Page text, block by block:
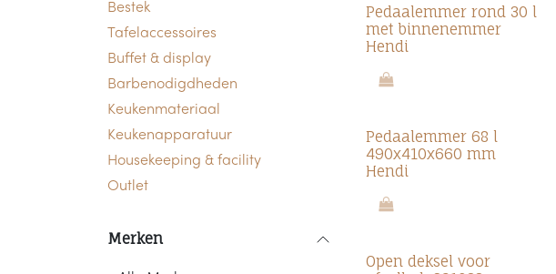
Bestek
Tafelaccessoires
Buffet & display
Barbenodigdheden
Keukenmateriaal
Keukenapparatuur
Housekeeping & facility
Outlet
Merken
Pedaalemmer rond 30 l
met binnenemmer
Hendi
Pedaalemmer 68 l
490x410x660 mm
Hendi
Open deksel voor